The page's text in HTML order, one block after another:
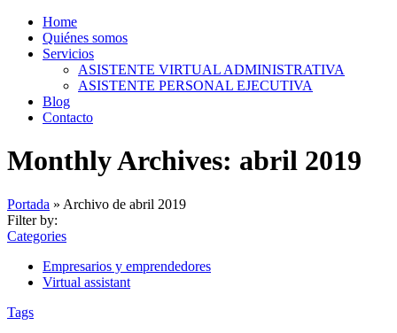
Home
Quiénes somos
Servicios
ASISTENTE VIRTUAL ADMINISTRATIVA
ASISTENTE PERSONAL EJECUTIVA
Blog
Contacto
Monthly Archives: abril 2019
Portada » Archivo de abril 2019
Filter by:
Categories
Empresarios y emprendedores
Virtual assistant
Tags